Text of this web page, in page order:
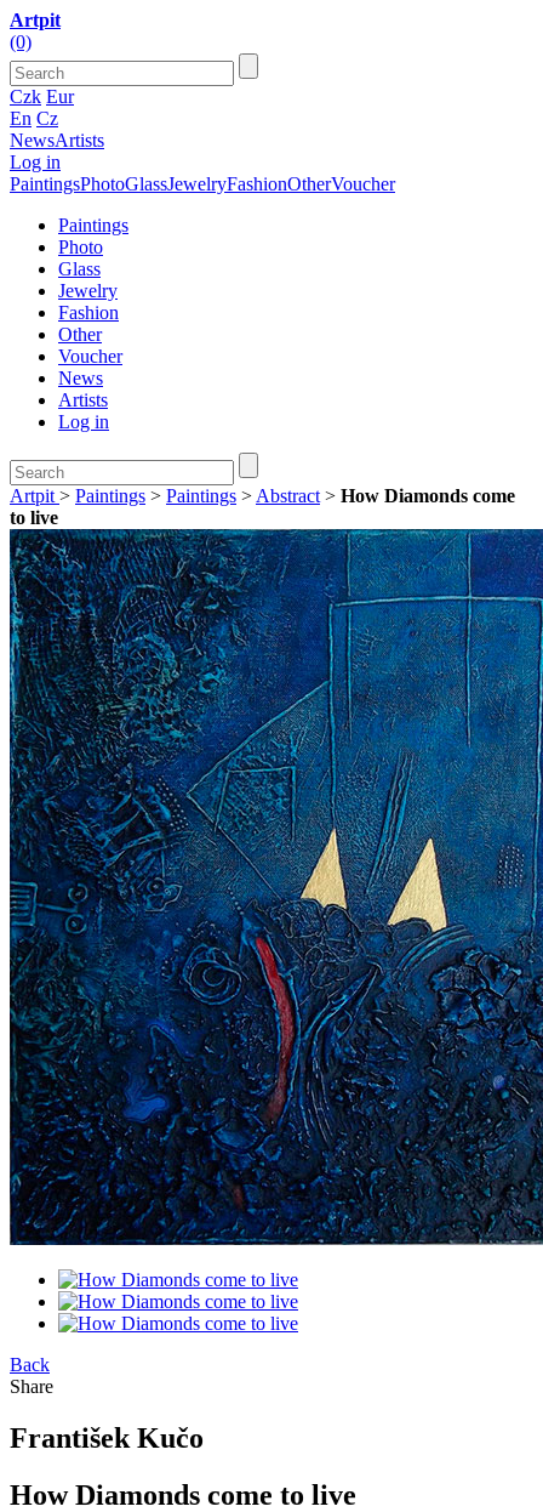
Artpit
(0)
Czk Eur
En Cz
NewsArtists
Log in
PaintingsPhotoGlassJewelryFashionOtherVoucher
Paintings
Photo
Glass
Jewelry
Fashion
Other
Voucher
News
Artists
Log in
Artpit > Paintings > Paintings > Abstract > How Diamonds come
to live
Back
Share
František Kučo
How Diamonds come to live